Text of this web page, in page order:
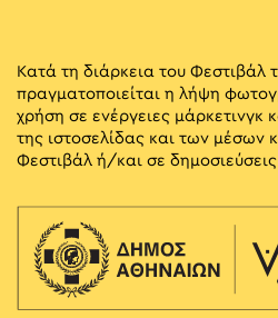
Κατά τη διάρκεια του Φεστιβάλ
πραγματοποιείται η λήψη
χρήση σε ενέργειες μάρκετινγκ
της ιστοσελίδας και των μέσων
Φεστιβάλ ή/και σε δημοσιεύσεις